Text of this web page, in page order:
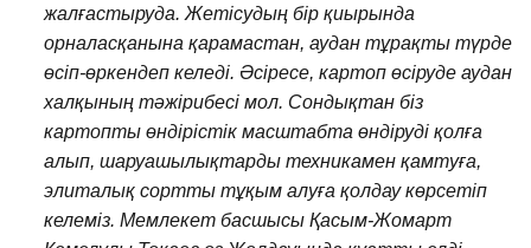
жалғастыруда. Жетісудың бір қиырында
орналасқанына қарамастан, аудан тұрақты түрде
өсіп-өркендеп келеді. Әсіресе, картоп өсіруде аудан
халқының тәжірибесі мол. Сондықтан біз
картопты өндірістік масштабта өндіруді қолға
алып, шаруашылықтарды техникамен қамтуға,
элиталық сортты тұқым алуға қолдау көрсетіп
келеміз. Мемлекет басшысы Қасым-Жомарт